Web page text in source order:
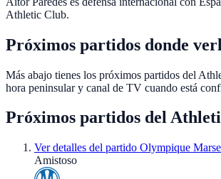
Athletic Club.
Próximos partidos donde
Más abajo tienes los próximos partidos del
hora peninsular y canal de TV cuando está
Próximos partidos del
Ver detalles del partido Olympique
Amistoso